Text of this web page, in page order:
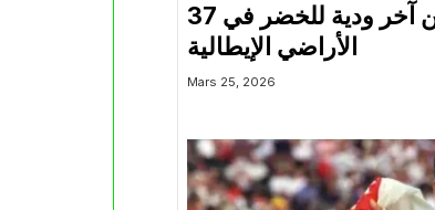
37 سنة عن آخر ودية للخضر في
الأراضي الإيطالية
Mars 25, 2026